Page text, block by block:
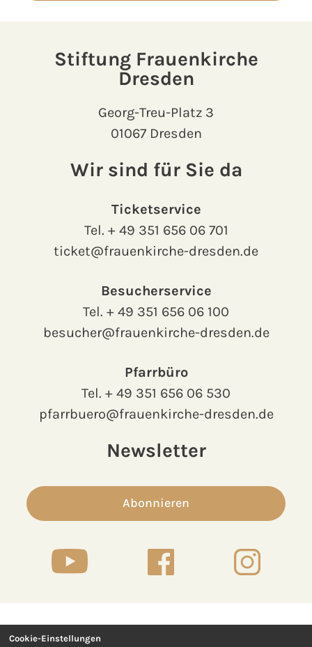
Stiftung Frauenkirche
Dresden
Georg-Treu-Platz 3
01067 Dresden
Wir sind für Sie da
Ticketservice
Tel. + 49 351 656 06 701
ticket@frauenkirche-dresden.de
Besucherservice
Tel. + 49 351 656 06 100
besucher@frauenkirche-dresden.de
Pfarrbüro
Tel. + 49 351 656 06 530
pfarrbuero@frauenkirche-dresden.de
Newsletter
Abonnieren
Kontakt
Cookie-Einstellungen